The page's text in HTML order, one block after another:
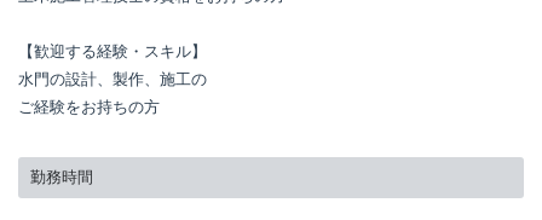
【歓迎する経験・スキル】
水門の設計、製作、施工の
ご経験をお持ちの方
勤務時間